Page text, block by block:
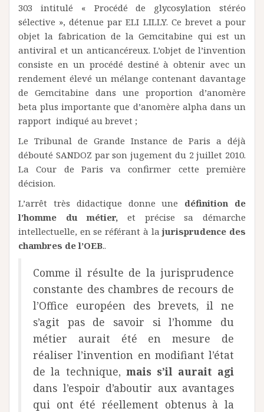
303 intitulé « Procédé de glycosylation stéréo
sélective », détenue par ELI LILLY. Ce brevet a pour
objet la fabrication de la Gemcitabine qui est un
antiviral et un anticancéreux. L’objet de l’invention
consiste en un procédé destiné à obtenir avec un
rendement élevé un mélange contenant davantage
de Gemcitabine dans une proportion d’anomère
beta plus importante que d’anomère alpha dans un
rapport indiqué au brevet ;
Le Tribunal de Grande Instance de Paris a déjà
débouté SANDOZ par son jugement du 2 juillet 2010.
La Cour de Paris va confirmer cette première
décision.
L’arrêt très didactique donne une définition de
l’homme du métier, et précise sa démarche
intellectuelle, en se référant à la jurisprudence des
chambres de l’OEB..
Comme il résulte de la jurisprudence
constante des chambres de recours de
l’Office européen des brevets, il ne
s’agit pas de savoir si l’homme du
métier aurait été en mesure de
réaliser l’invention en modifiant l’état
de la technique, mais s’il aurait agi
dans l’espoir d’aboutir aux avantages
qui ont été réellement obtenus à la